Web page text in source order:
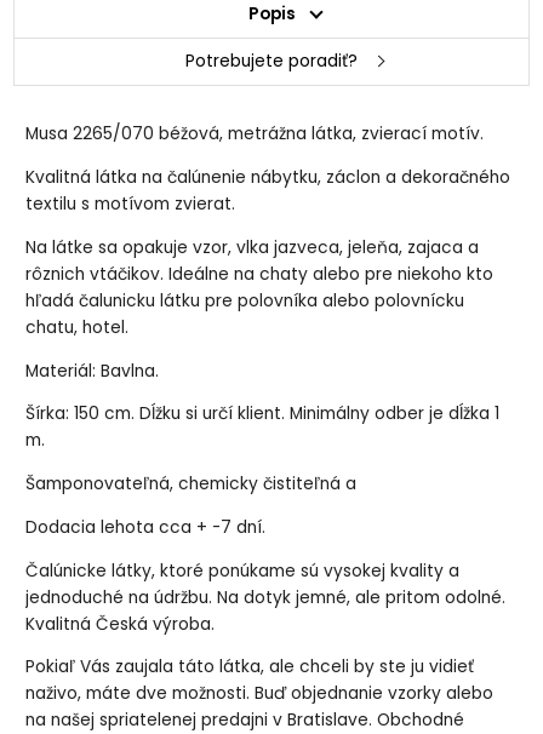
Popis
Potrebujete poradiť?
Musa 2265/070 béžová, metrážna látka, zvierací motív.
Kvalitná látka na čalúnenie nábytku, záclon a dekoračného
textilu s motívom zvierat.
Na látke sa opakuje vzor, vlka jazveca, jeleňa, zajaca a
rôznich vtáčikov. Ideálne na chaty alebo pre niekoho kto
hľadá čalunicku látku pre polovníka alebo polovnícku
chatu, hotel.
Materiál: Bavlna.
Šírka: 150 cm. Dĺžku si určí klient. Minimálny odber je dĺžka 1
m.
Šamponovateľná, chemicky čistiteľná a
Dodacia lehota cca + -7 dní.
Čalúnicke látky, ktoré ponúkame sú vysokej kvality a
jednoduché na údržbu. Na dotyk jemné, ale pritom odolné.
Kvalitná Česká výroba.
Pokiaľ Vás zaujala táto látka, ale chceli by ste ju vidieť
naživo, máte dve možnosti. Buď objednanie vzorky alebo
na našej spriatelenej predajni v Bratislave. Obchodné